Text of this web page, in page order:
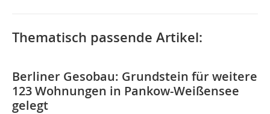
Thematisch passende Artikel:
Berliner Gesobau: Grundstein für weitere
123 Wohnungen in Pankow-Weißensee
gelegt